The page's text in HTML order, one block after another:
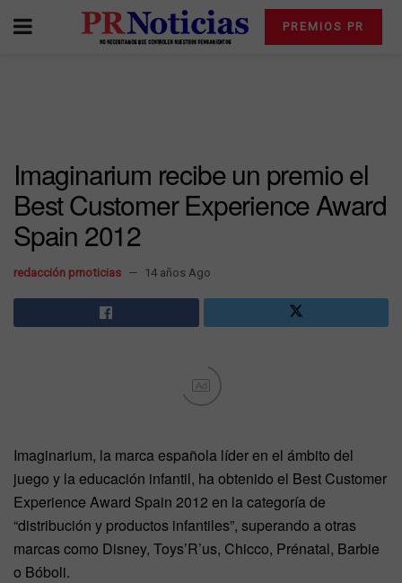
PREMIOS PR
Imaginarium recibe un premio el
Best Customer Experience Award
Spain 2012
redacción prnoticias 14 años Ago
Ad
Imaginarium, la marca española líder en el ámbito del
juego y la educación infantil, ha obtenido el Best Customer
Experience Award Spain 2012 en la categoría de
“distribución y productos infantiles”, superando a otras
marcas como Disney, Toys’R’us, Chicco, Prénatal, Barbie
o Bóboli.